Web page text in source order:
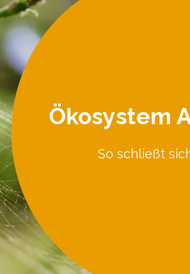
Ökosystem
So schließt